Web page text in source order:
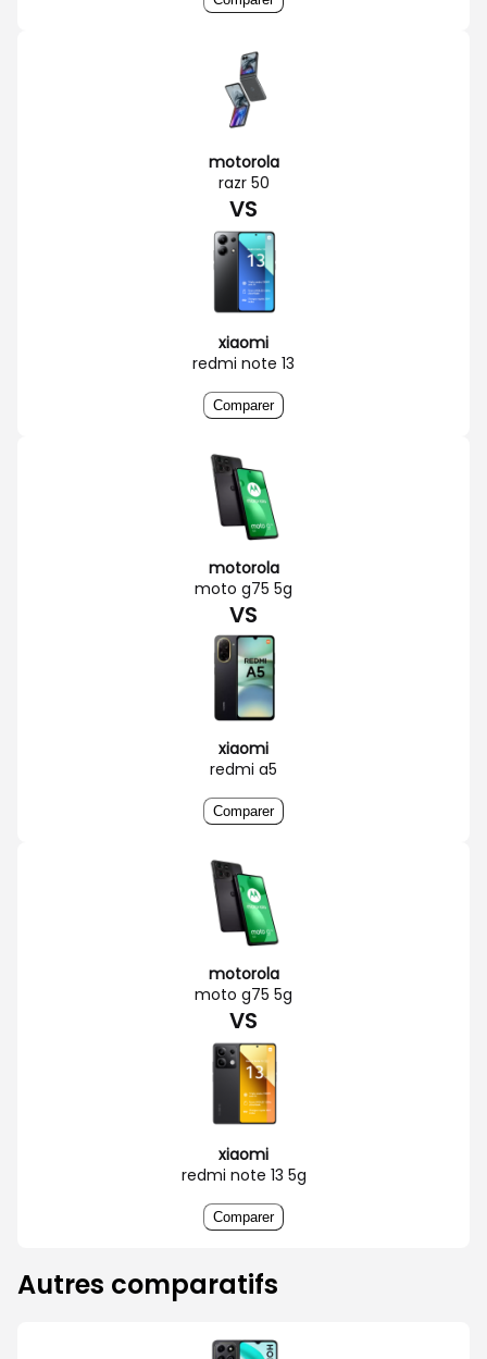
motorola
razr 50
VS
xiaomi
redmi note 13
Comparer
motorola
moto g75 5g
VS
xiaomi
redmi a5
Comparer
motorola
moto g75 5g
VS
xiaomi
redmi note 13 5g
Comparer
Autres comparatifs